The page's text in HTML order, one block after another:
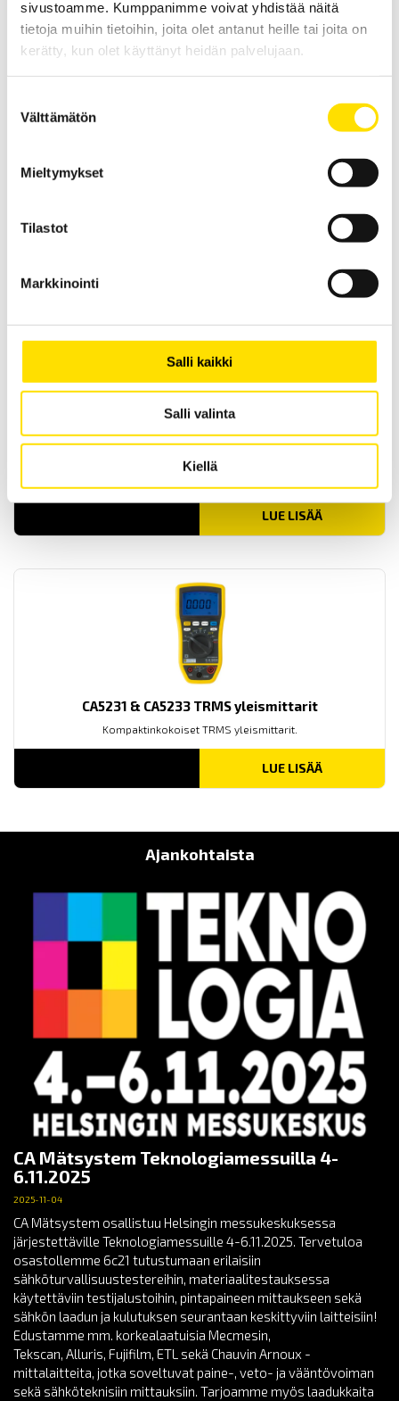
sivustoamme. Kumppanimme voivat yhdistää näitä
tietoja muihin tietoihin, joita olet antanut heille tai joita on
kerätty, kun olet käyttänyt heidän palvelujaan.
valinta
Välttämätön
Mieltymykset
Tilastot
Markkinointi
Salli kaikki
Salli valinta
Kiellä
DigiFlex-lenkkivirtapihdit
DigiFlex on pienikokoinen ja kätevä pihtimittari joustavalla
LUE LISÄÄ
CA5231 & CA5233 TRMS yleismittarit
Kompaktinkokoiset TRMS yleismittarit.
LUE LISÄÄ
Ajankohtaista
CA Mätsystem Teknologiamessuilla 4-
6.11.2025
2025-11-04
CA Mätsystem osallistuu Helsingin messukeskuksessa
järjestettäville Teknologiamessuille 4-6.11.2025. Tervetuloa
osastollemme 6c21 tutustumaan erilaisiin
sähköturvallisuustestereihin, materiaalitestauksessa
käytettäviin testijalustoihin, pintapaineen mittaukseen sekä
sähkön laadun ja kulutuksen seurantaan keskittyviin laitteisiin!
Edustamme mm. korkealaatuisia Mecmesin,
Tekscan, Alluris, Fujifilm, ETL sekä Chauvin Arnoux -
mittalaitteita, jotka soveltuvat paine-, veto- ja vääntövoiman
sekä sähköteknisiin mittauksiin. Tarjoamme myös laadukkaita